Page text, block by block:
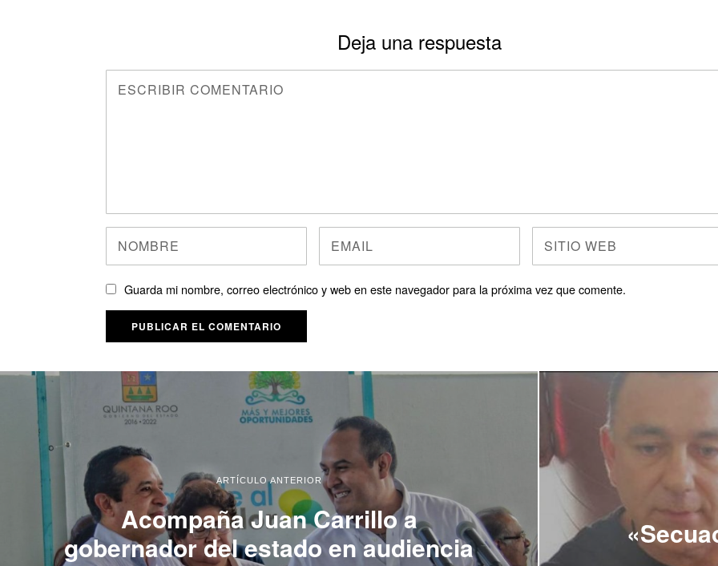
Deja una respuesta
Guarda mi nombre, correo electrónico y web en este navegador para la próxima vez que comente.
ARTÍCULO ANTERIOR
Acompaña Juan Carrillo a
gobernador del estado en audiencia